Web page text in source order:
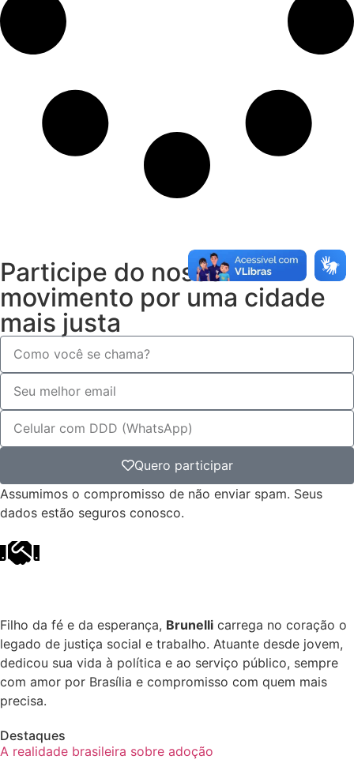
Participe do nosso
movimento por uma cidade
mais justa
Quero participar
Assumimos o compromisso de não enviar spam. Seus
dados estão seguros conosco.
Filho da fé e da esperança, Brunelli carrega no coração o
legado de justiça social e trabalho. Atuante desde jovem,
dedicou sua vida à política e ao serviço público, sempre
com amor por Brasília e compromisso com quem mais
precisa.
Destaques
A realidade brasileira sobre adoção